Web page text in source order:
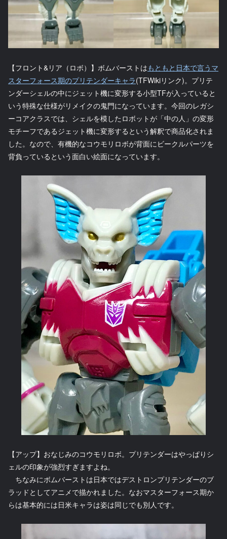
【フロント&リア（ロボ）】ボムバーストはもともと日本で言うマ
スターフォース期のプリテンダーキャラ(TFWikiリンク)。プリテ
ンダーシェルの中にジェット機に変形する小型TFが入っていると
いう特殊な仕様がリメイクの鬼門になっています。今回のレガシ
ーコアクラスでは、シェルを模したロボットが「中の人」の変形
モチーフであるジェット機に変形するという解釈で商品化されま
した。なので、有機的なコウモリロボが背面にビークルパーツを
背負っているという面白い絵面になっています。
【アップ】おなじみのコウモリロボ。プリテンダーはやっぱりシ
ェルの印象が強烈すぎますよね。
ちなみにボムバーストは日本ではデストロンプリテンダーのブ
ラッドとしてアニメで描かれました。なおマスターフォース期か
らは基本的には日米キャラは姿は同じでも別人です。